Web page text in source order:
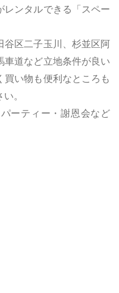
ンタルできる「スペー
谷区二子玉川、杉並区阿
道など立地条件が良い
い物も便利なところも
。
ーティー・謝恩会など